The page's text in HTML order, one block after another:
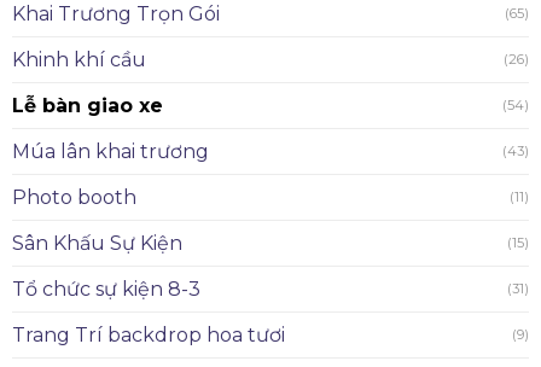
Khai Trương Trọn Gói (65)
Khinh khí cầu (26)
Lễ bàn giao xe (54)
Múa lân khai trương (43)
Photo booth (11)
Sân Khấu Sự Kiện (15)
Tổ chức sự kiện 8-3 (31)
Trang Trí backdrop hoa tươi (9)